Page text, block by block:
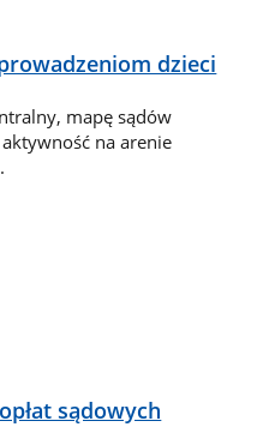
dzieci
mapę sądów
na arenie
sądowych